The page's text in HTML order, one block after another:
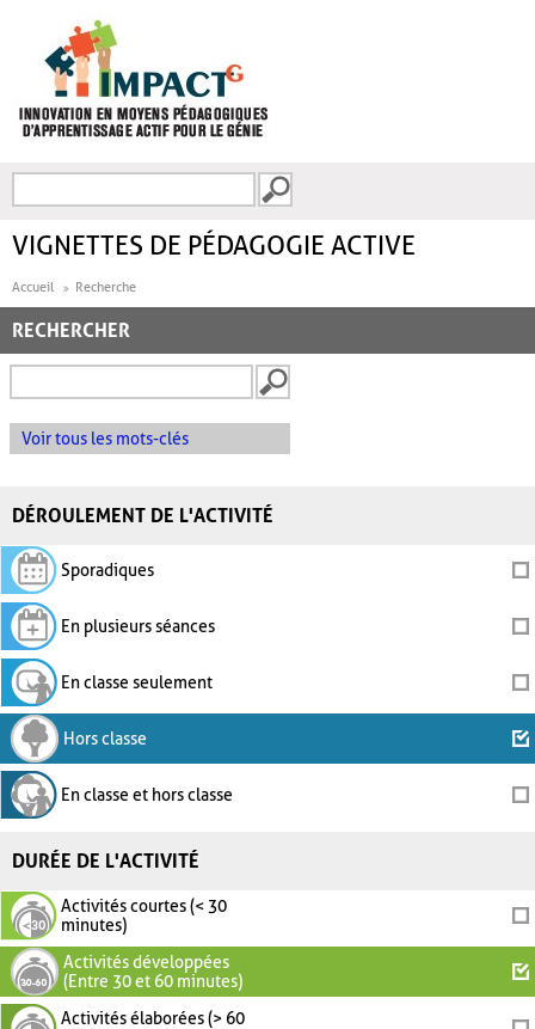
FORMULAIRE DE
VIGNETTES DE PÉDAGOGIE ACTIVE
Accueil Recherche
RECHERCHER
Voir tous les mots-clés
DÉROULEMENT DE L'ACTIVITÉ
Sporadiques
En plusieurs séances
En classe seulement
Hors classe
En classe et hors classe
DURÉE DE L'ACTIVITÉ
Activités courtes (< 30
minutes)
Activités développées
(Entre 30 et 60 minutes)
Activités élaborées (> 60